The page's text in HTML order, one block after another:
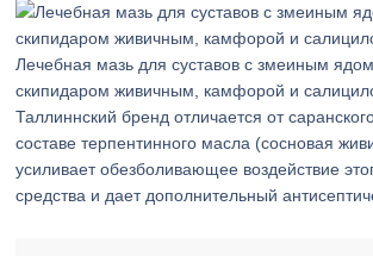
Лечебная мазь для суставов с змеиным ядом
скипидаром живичным, камфорой и
Таллиннский бренд отличается от
составе терпентинного масла (сосновая
усиливает обезболивающее воздействие
средства и дает дополнительный